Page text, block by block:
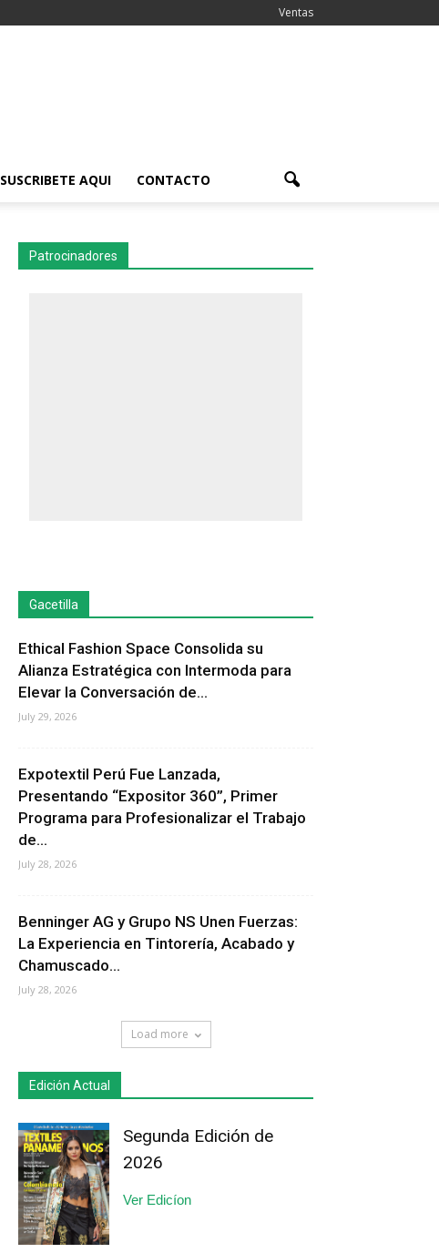
Ventas
SUSCRIBETE AQUI CONTACTO
Patrocinadores
Gacetilla
Ethical Fashion Space Consolida su
Alianza Estratégica con Intermoda para
Elevar la Conversación de...
July 29, 2026
Expotextil Perú Fue Lanzada,
Presentando “Expositor 360”, Primer
Programa para Profesionalizar el Trabajo
de...
July 28, 2026
Benninger AG y Grupo NS Unen Fuerzas:
La Experiencia en Tintorería, Acabado y
Chamuscado...
July 28, 2026
Load more
Edición Actual
Segunda Edición de
2026
Ver Edicíon